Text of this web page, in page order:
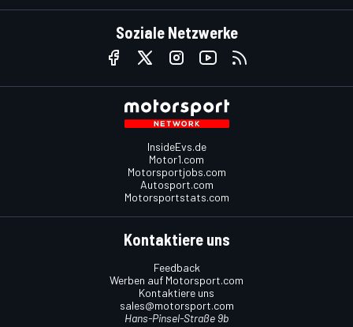
Soziale Netzwerke
InsideEvs.de
Motor1.com
Motorsportjobs.com
Autosport.com
Motorsportstats.com
Kontaktiere uns
Feedback
Werben auf Motorsport.com
Kontaktiere uns
sales@motorsport.com
Hans-Pinsel-Straße 9b